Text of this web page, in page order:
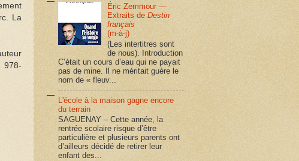
La
Éric Zemmour —
Extraits deDestin
français
(m-à-j)
(Les intertitres sont
de nous). Introduction
C’était un cours d’eau qui ne payait
pas de mine. Il ne méritait guère le
nom de « fleuv...
L'école à la maison gagne encore
du terrain
SAGUENAY – Cette année, la
rentrée scolaire risque d’être
particulière et plusieurs parents ont
d’ailleurs décidé de retirer leur
enfant des...